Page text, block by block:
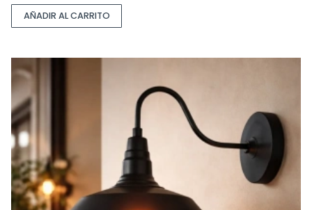
AÑADIR AL CARRITO